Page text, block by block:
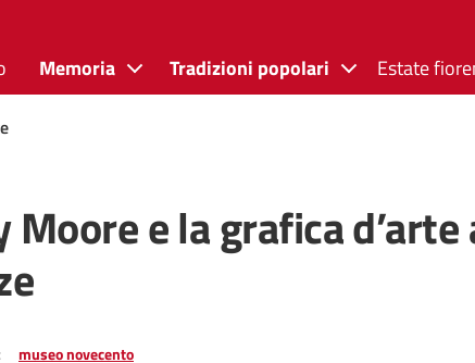
Memoria Tradizioni popolari Estate
Moore e la grafica d’arte
museo novecento